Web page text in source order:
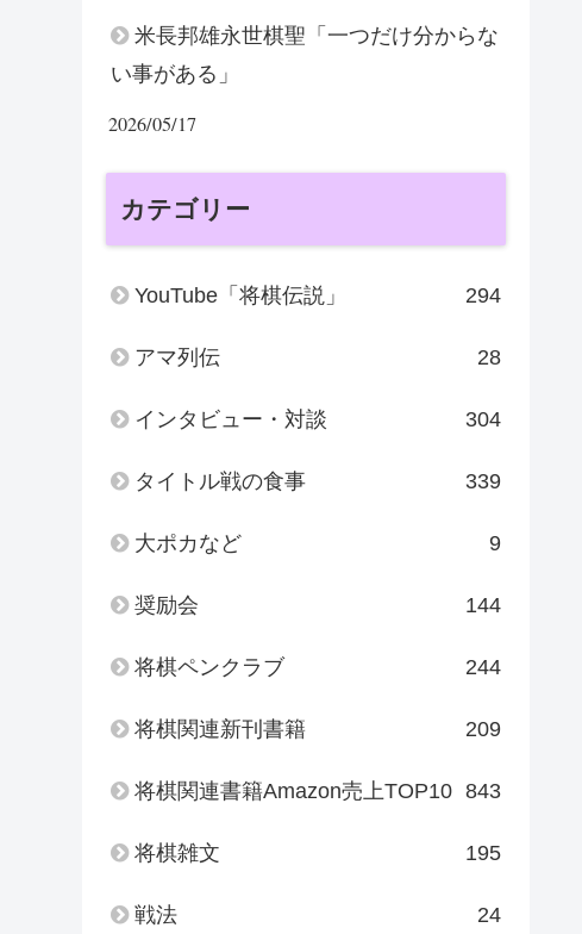
米長邦雄永世棋聖「一つだけ分からな
い事がある」
2026/05/17
カテゴリー
YouTube「将棋伝説」 294
アマ列伝 28
インタビュー・対談 304
タイトル戦の食事 339
大ポカなど 9
奨励会 144
将棋ペンクラブ 244
将棋関連新刊書籍 209
将棋関連書籍Amazon売上TOP10 843
将棋雑文 195
戦法 24